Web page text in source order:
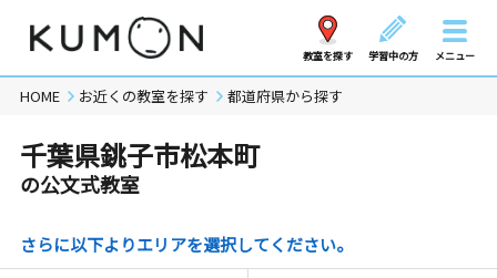
教室を探す 学習中の方 メニュー
HOME お近くの教室を探す 都道府県から探す
千葉県銚子市松本町
の公文式教室
さらに以下よりエリアを選択してください。